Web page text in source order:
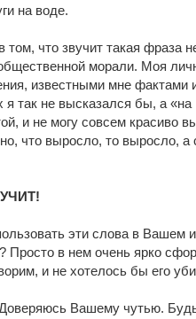
на воде.
что звучит такая фраза
морали. Моя
известными мне фактами
так не высказался бы, а «на
и не могу совсем красиво
что выросло, то выросло, а
эти слова в Вашем
Просто в нем очень ярко
и не хотелось бы его
Вашему чутью.